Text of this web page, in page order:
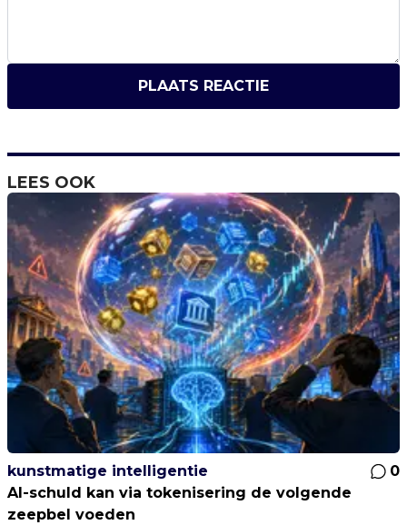
PLAATS REACTIE
LEES OOK
kunstmatige intelligentie
0
AI-schuld kan via tokenisering de volgende
zeepbel voeden